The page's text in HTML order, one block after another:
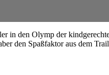
in den Olymp der
den Spaßfaktor aus dem